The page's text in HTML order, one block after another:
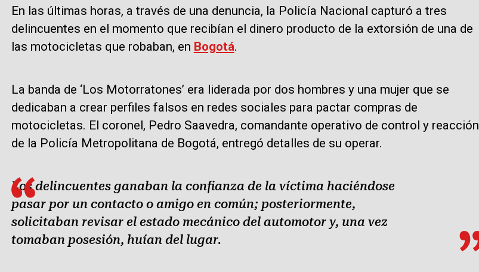
En las últimas horas, a través de una denuncia, la Policía Nacional capturó a tres
delincuentes en el momento que recibían el dinero producto de la extorsión de una de
las motocicletas que robaban, en Bogotá.
La banda de ‘Los Motorratones’ era liderada por dos hombres y una mujer que se
dedicaban a crear perfiles falsos en redes sociales para pactar compras de
motocicletas. El coronel, Pedro Saavedra, comandante operativo de control y reacción
de la Policía Metropolitana de Bogotá, entregó detalles de su operar.
Los delincuentes ganaban la confianza de la víctima haciéndose
pasar por un contacto o amigo en común; posteriormente,
solicitaban revisar el estado mecánico del automotor y, una vez
tomaban posesión, huían del lugar.